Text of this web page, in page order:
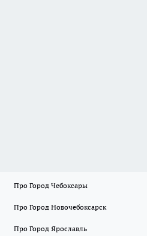
Про Город Чебоксары
Про Город Новочебоксарск
Про Город Ярославль